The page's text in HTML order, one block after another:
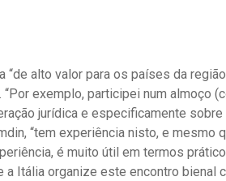
“de alto valor para os países da
exemplo, participei num almoço
jurídica e especificamente
“tem experiência nisto, e
é muito útil em termos
a Itália organize este encontro bienal